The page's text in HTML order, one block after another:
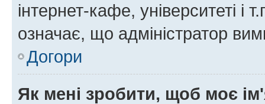
інтернет-кафе, університеті і
означає, що адміністратор
Догори
Як мені зробити, щоб моє